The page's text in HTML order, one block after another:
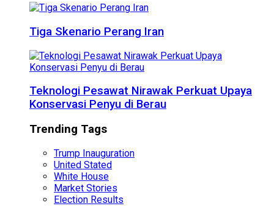
Tiga Skenario Perang Iran
Teknologi Pesawat Nirawak Perkuat Upaya
Konservasi Penyu di Berau
Trending Tags
Trump Inauguration
United Stated
White House
Market Stories
Election Results